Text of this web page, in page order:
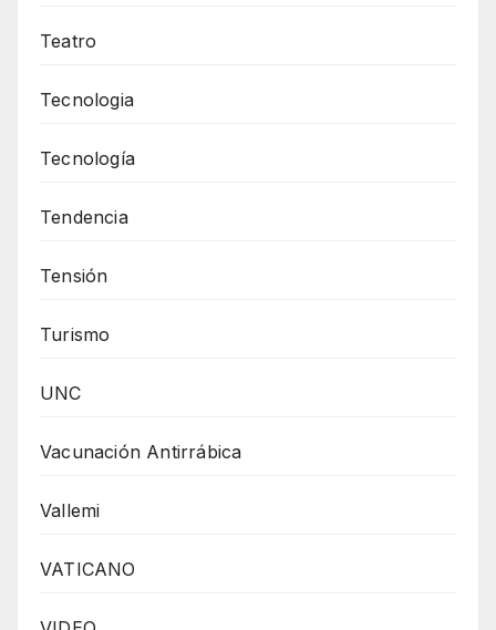
Teatro
Tecnologia
Tecnología
Tendencia
Tensión
Turismo
UNC
Vacunación Antirrábica
Vallemi
VATICANO